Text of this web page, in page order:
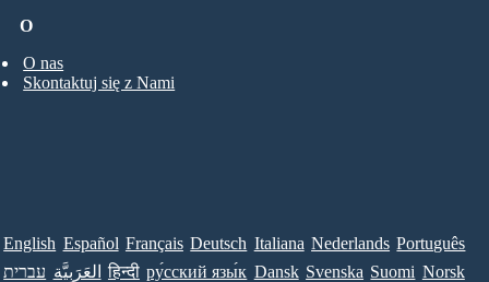
O
O nas
Skontaktuj się z Nami
English Español Français Deutsch Italiana Nederlands Português
עברית العَرَبِيَّة हिन्दी ру́сский язы́к Dansk Svenska Suomi Norsk